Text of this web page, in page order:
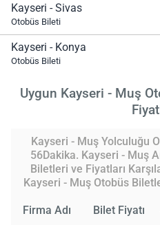
Kayseri - Sivas
Otobüs Bileti
Kayseri - Konya
Otobüs Bileti
Uygun Kayseri - Muş
Kayseri - Muş Yolculuğu
56Dakika. Kayseri - Muş
Biletleri ve Fiyatları
Kayseri - Muş Otobüs
Firma Adı Bilet Fiyatı